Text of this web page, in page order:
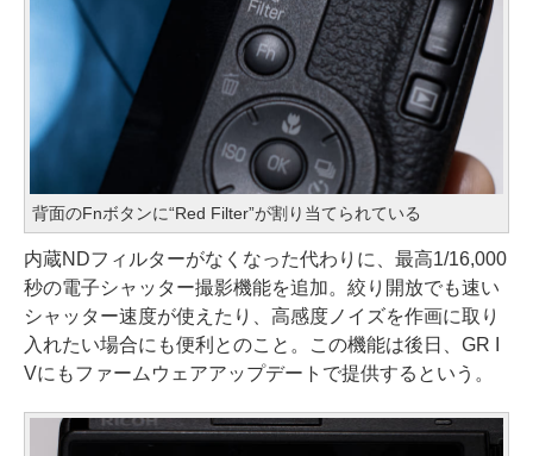
背面のFnボタンに“Red Filter”が割り当てられている
内蔵NDフィルターがなくなった代わりに、最高1/16,000
秒の電子シャッター撮影機能を追加。絞り開放でも速い
シャッター速度が使えたり、高感度ノイズを作画に取り
入れたい場合にも便利とのこと。この機能は後日、GR I
Vにもファームウェアアップデートで提供するという。